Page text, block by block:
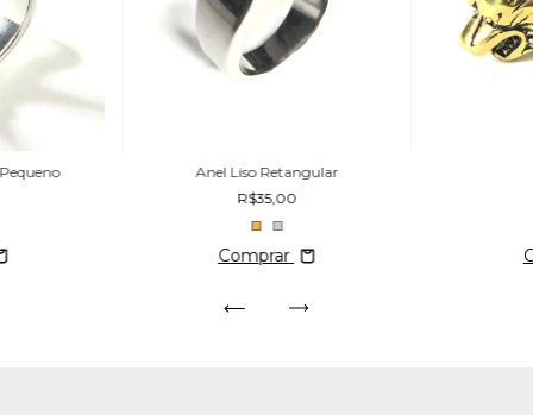
Anel Liso Retangular
R$35,00
Comprar